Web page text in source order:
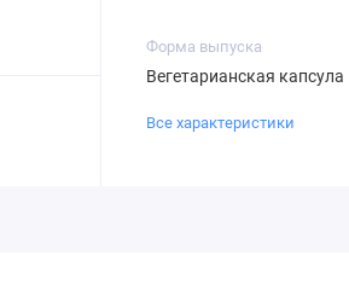
Форма выпуска
Вегетарианская капсула
Все характеристики